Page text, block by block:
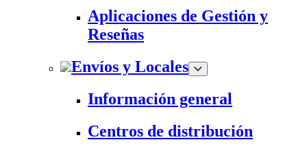
Aplicaciones de Gestión y
Reseñas
Envíos y Locales
Información general
Centros de distribución